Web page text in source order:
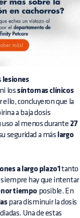
lesiones
lossíntomas clínicos
concluyeron que la
a baja dosis
uso al menos durante 27
seguridad a más largo
a largo plazo1 tanto
siempre hay que intentar
tiempo posible. En
para disminuir la dosis
Una de estas